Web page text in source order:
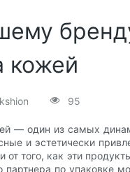
кожей
95
— один из самых
и эстетически
от того, как эти
партнера по упаковке